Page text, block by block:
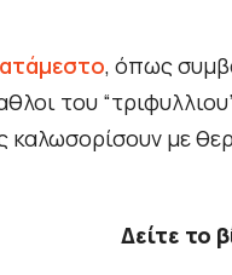
, όπως
του
καλωσορίσουν με
Δείτε το